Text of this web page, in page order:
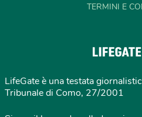
TERMINI E
LifeGate è una testata
Tribunale di Como, 27/2001